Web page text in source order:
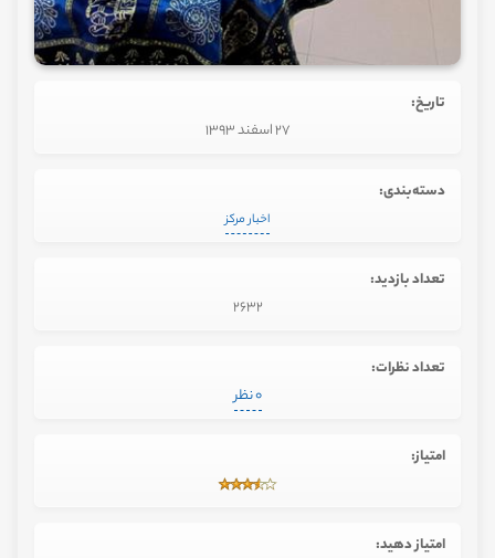
تاریخ:
27 اسفند 1393
دسته‌بندی:
اخبار مرکز
تعداد بازدید:
2632
تعداد نظرات:
0 نظر
امتیاز:
امتیاز دهید: